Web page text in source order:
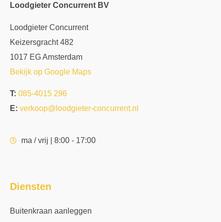
Loodgieter Concurrent BV
Loodgieter Concurrent
Keizersgracht 482
1017 EG Amsterdam
Bekijk op Google Maps
T: 085-4015 296
E: verkoop@loodgieter-concurrent.nl
ma / vrij | 8:00 - 17:00
Diensten
Buitenkraan aanleggen